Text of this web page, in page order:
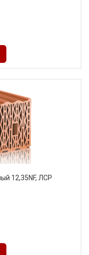
12,35NF, ЛСР